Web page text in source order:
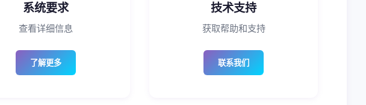
系统要求
查看详细信息
了解更多
技术支持
获取帮助和支持
联系我们